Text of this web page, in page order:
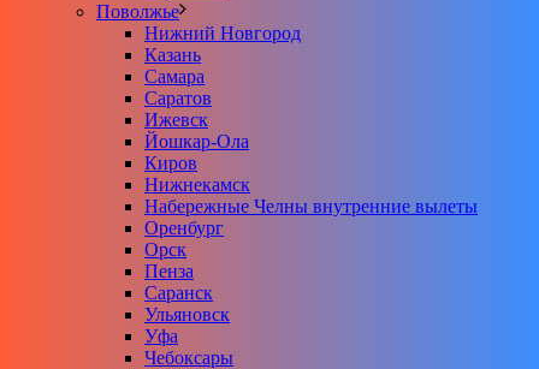
Поволжье
Нижний Новгород
Казань
Самара
Саратов
Ижевск
Йошкар-Ола
Киров
Нижнекамск
Набережные Челны внутренние вылеты
Оренбург
Орск
Пенза
Саранск
Ульяновск
Уфа
Чебоксары